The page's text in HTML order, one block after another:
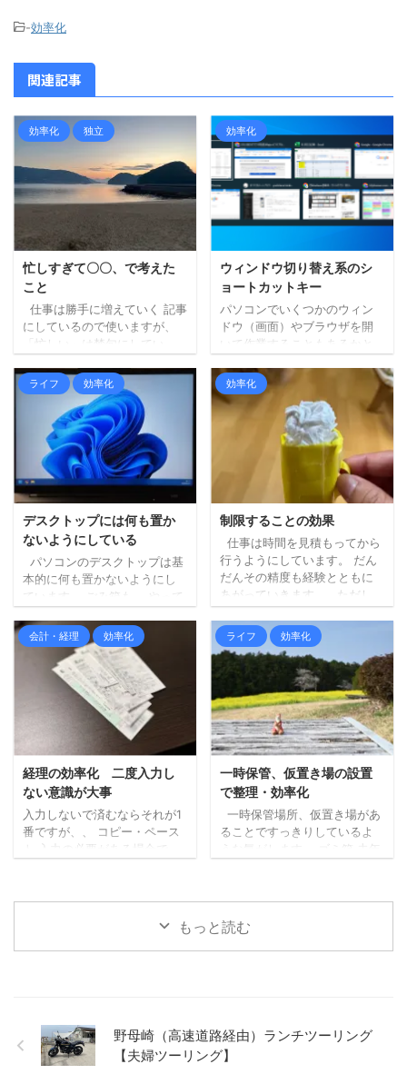
-効率化
関連記事
効率化 独立
忙しすぎて〇〇、で考えた
こと
仕事は勝手に増えていく 記事
にしているので使いますが、
「忙しい」は禁句にしてい
しまうときなどには、別の表
現に変えたりしています。 と
にかく使わないようにしてい
るだけなんですけど、、今の
ところ。 言葉だけ変えてもダ
メじゃない？と妻は思ってい
るかも知れませんが、言葉に
しないのも大事だなと思って
おりますので。。 それはさて
おき、以前とある集まりで
「忙しくて、◯にそうで
す。」と話されている人がい
ました。 その方は別に忙しい
アピールとかでもなく、実際
にそういう様子だったので、
...
効率化
ウィンドウ切り替え系のシ
ョートカットキー
パソコンでいくつかのウィン
ドウ（画面）やブラウザを開
いて作業することもあるかと
ウスを移動させて切り替えた
いウィンドウをクリックする
こともできますが、ショート
カットキーを使うと効率的に
ウィンドウ等を切り替えるこ
とができます。 本日は私が普
段よく使っているウィンドウ
を切り替える際のショートカ
ットキー（Windows）につい
て記事にしたいと思います。
ウィンドウの切り替え Alt
＋ Tab Altは押しっぱなし
で、Tabキーやカーソルキーで
切り替えます。 ...
ライフ 効率化
デスクトップには何も置か
ないようにしている
パソコンのデスクトップは基
本的に何も置かないようにし
ています。 ごみ箱も。 やって
存場所を変更 すべてのデータ
はDropboxに保存していま
す。 一時的なデータも
Dropboxに「INBOX」という
フォルダを作成し、そこに保
存するようにしています。加
えて、ダウンロードしたデー
タの保存先も「INBOX」に変
更しています。 とにかくデス
クトップに置かないルールに
しています。 検索して開く
開きたいデータ等は、
Windowsキーから検索するよ
...
効率化
制限することの効果
仕事は時間を見積もってから
行うようにしています。 だん
だんその精度も経験とともに
あがっていきます。 ただし、
す 経験的に「これぐらいから
始めても終わるしな」とわか
っていると、ついつい気持ち
に余裕が生まれて、結果ギリ
ギリになってしまうこともあ
りました。 自覚している部分
もありますが、お尻に火がつ
かないとやり始めないタイプ
のようです。 妻からもよく言
われます。 なので、今日実施
するタスクを予め決めてから
進めるのですが、徹底できず
...
会計・経理 効率化
経理の効率化 二度入力し
ない意識が大事
入力しないで済むならそれが1
番ですが、、 コピー・ペース
ト 入力の必要がある場合で
力するので、どうしてもヒュ
があります。 それが2回あると
なると、より確率があがって
う。 できれば、ショートカッ
トキーがあればそれを使うよ
ライフ 効率化
一時保管、仮置き場の設置
で整理・効率化
一時保管場所、仮置き場があ
ることですっきりしているよ
うな気がします。 ゴミ箱 去年
のものを。 キッチン及びゴミ
箱、ゴミ箱を置くスペースの
関係で（狭め、小さめ）、ゴ
ミの収集日前にいっぱいにな
のは週1回なので特に。 ゴミ箱
を大きくするにも、置く場所
もっと読む
野母崎（高速道路経由）ランチツーリング
【夫婦ツーリング】